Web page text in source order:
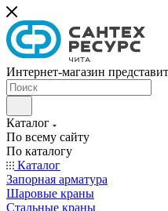
Интернет-магазин
Каталог
По всему сайту
По каталогу
Каталог
Запорная арматура
Шаровые краны
Стальные краны